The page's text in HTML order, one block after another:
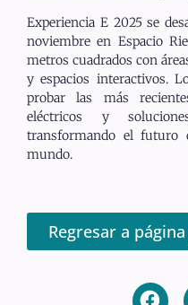
Experiencia E 2025 se
noviembre en Espacio
metros cuadrados con
y espacios interactivos.
probar las más
eléctricos y
transformando el
mundo.
Regresar a